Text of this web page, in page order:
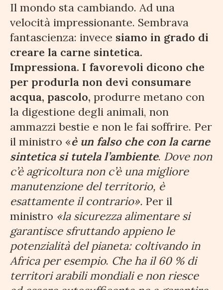
Il mondo sta cambiando. Ad una
velocità impressionante. Sembrava
fantascienza: invece siamo in grado di
creare la carne sintetica.
Impressiona. I favorevoli dicono che
per produrla non devi consumare
acqua, pascolo, produrre metano con
la digestione degli animali, non
ammazzi bestie e non le fai soffrire. Per
il ministro «è un falso che con la carne
sintetica si tutela l’ambiente. Dove non
c’è agricoltura non c’è una migliore
manutenzione del territorio, è
esattamente il contrario». Per il
ministro «la sicurezza alimentare si
garantisce sfruttando appieno le
potenzialità del pianeta: coltivando in
Africa per esempio. Che ha il 60 % di
territori arabili mondiali e non riesce